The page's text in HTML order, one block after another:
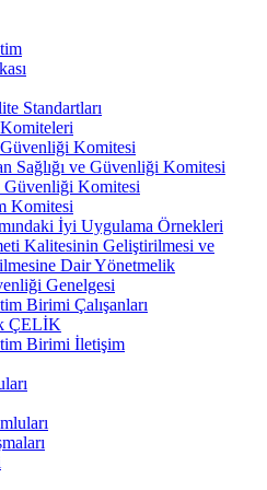
Standartları
Komitesi
Sağlığı ve Güvenliği Komitesi
Güvenliği Komitesi
Komitesi
İyi Uygulama Örnekleri
Kalitesinin Geliştirilmesi ve
Dair Yönetmelik
Genelgesi
Birimi Çalışanları
ÇELİK
Birimi İletişim